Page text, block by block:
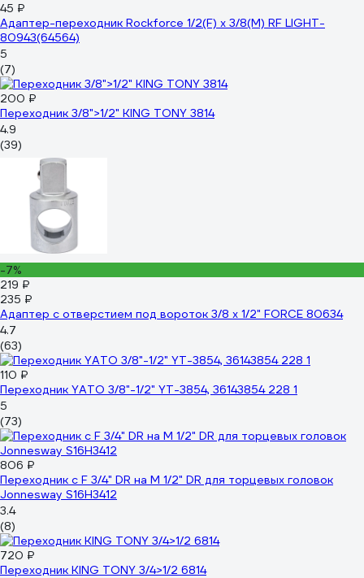
45 ₽
Адаптер-переходник Rockforce 1/2(F) x 3/8(M) RF LIGHT-
80943(64564)
5
(7)
200 ₽
Переходник 3/8">1/2" KING TONY 3814
4.9
(39)
-7%
219 ₽
235 ₽
Адаптер с отверстием под вороток 3/8 х 1/2" FORCE 80634
4.7
(63)
110 ₽
Переходник YATO 3/8"-1/2" YT-3854, 36143854 228 1
5
(73)
806 ₽
Переходник с F 3/4" DR на M 1/2" DR для торцевых головок
Jonnesway S16H3412
3.4
(8)
720 ₽
Переходник KING TONY 3/4>1/2 6814